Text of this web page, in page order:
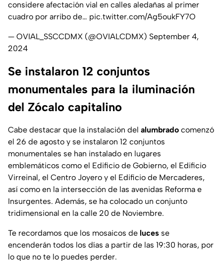
considere afectación vial en calles aledañas al primer
cuadro por arribo de… pic.twitter.com/Ag5oukFY7O
— OVIAL_SSCCDMX (@OVIALCDMX) September 4,
2024
Se instalaron 12 conjuntos
monumentales para la iluminación
del Zócalo capitalino
Cabe destacar que la instalación del alumbrado comenzó
el 26 de agosto y se instalaron 12 conjuntos
monumentales se han instalado en lugares
emblemáticos como el Edificio de Gobierno, el Edificio
Virreinal, el Centro Joyero y el Edificio de Mercaderes,
así como en la intersección de las avenidas Reforma e
Insurgentes. Además, se ha colocado un conjunto
tridimensional en la calle 20 de Noviembre.
Te recordamos que los mosaicos de luces se
encenderán todos los días a partir de las 19:30 horas, por
lo que no te lo puedes perder.